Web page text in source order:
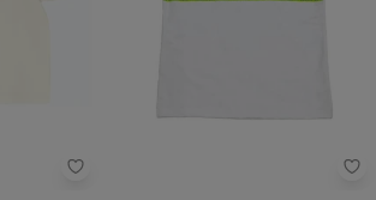
Lilica Ripilica -